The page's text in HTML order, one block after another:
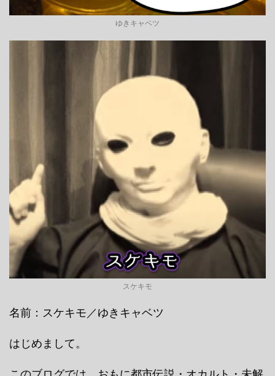
ゆきキャベツ
スケキモ
名前：スケキモ／ゆきキャベツ
はじめまして。